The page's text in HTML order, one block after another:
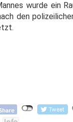
wurde ein
den